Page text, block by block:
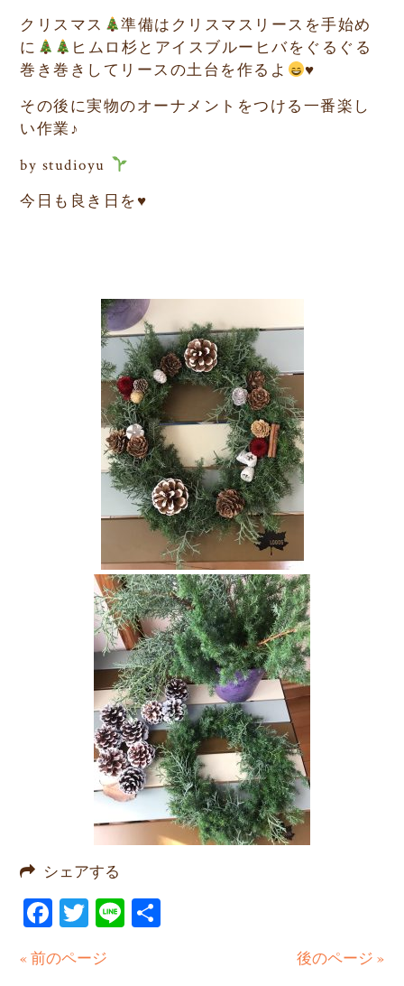
クリスマス
準備はクリスマスリースを手始め
に
ヒムロ杉とアイスブルーヒバをぐるぐる
巻き巻きしてリースの土台を作るよ
♥️
その後に実物のオーナメントをつける一番楽し
い作業♪
by studioyu
今日も良き日を♥️
シェアする
Facebook
Twitter
Line
« 前のページ 後のページ »